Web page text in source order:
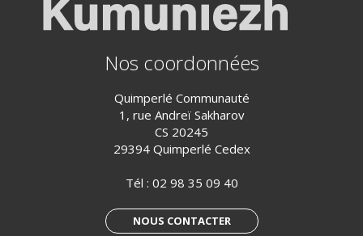
Nos coordonnées
Quimperlé Communauté
1, rue Andreï Sakharov
CS 20245
29394 Quimperlé Cedex
Tél : 02 98 35 09 40
NOUS CONTACTER